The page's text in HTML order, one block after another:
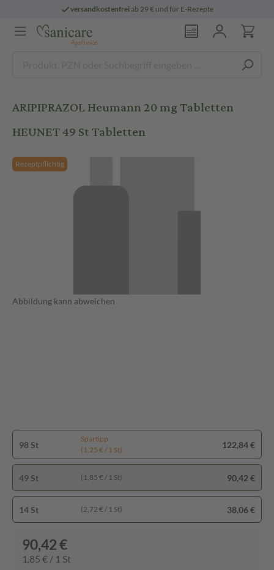
versandkostenfreiab 29 € und für E-Rezepte
ARIPIPRAZOL Heumann 20 mg Tabletten
HEUNET 49 St Tabletten
Rezeptpflichtig
Abbildung kann abweichen
98 St
Spartipp
(1,25 € / 1 St)
122,84 €
49 St (1,85 € / 1 St) 90,42 €
14 St (2,72 € / 1 St) 38,06 €
90,42 €
1,85 € / 1 St